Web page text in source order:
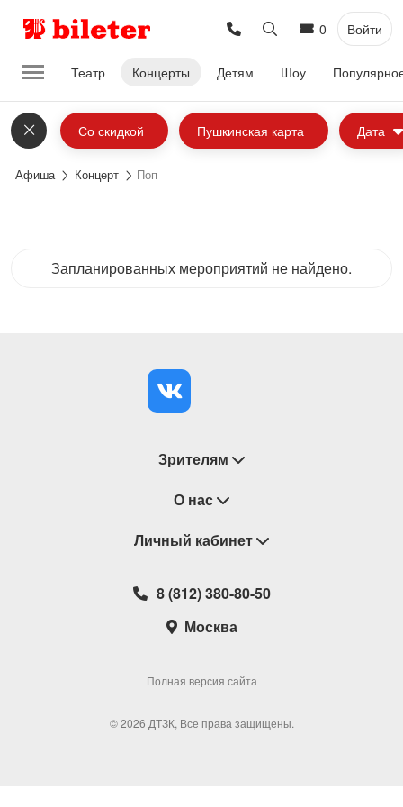
0 Войти
Театр Концерты Детям Шоу
Со скидкой Пушкинская карта Дата
Афиша Концерт Поп
Запланированных мероприятий не найдено.
Зрителям
Восстановление билетов
Замена / Отмена / Перенос мероприятий
Возврат билетов
Новости
О нас
О компании
Театральные кассы
Наши партнеры
Школьная программа
Личный кабинет
Избранное
8 (812) 380-80-50
Москва
Полная версия сайта
© 2026 ДТЗК, Все права защищены.